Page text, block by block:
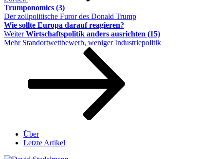
Trumponomics (3)
Der zollpolitische Furor des Donald Trump
Wie sollte Europa darauf reagieren?
Nächster
Beitrag
Weiter Wirtschaftspolitik anders ausrichten (15)
Mehr Standortwettbewerb, weniger Industriepolitik
Über
Letzte Artikel